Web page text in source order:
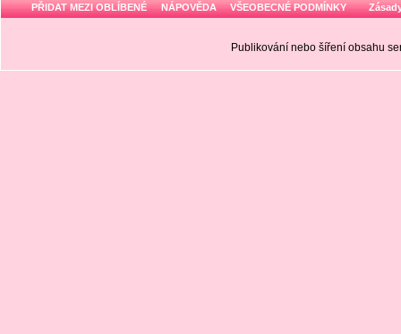
PŘIDAT MEZI OBLÍBENÉ NÁPOVĚDA VŠEOBECNÉ PODMÍNKY
Publikování nebo šíření obsahu